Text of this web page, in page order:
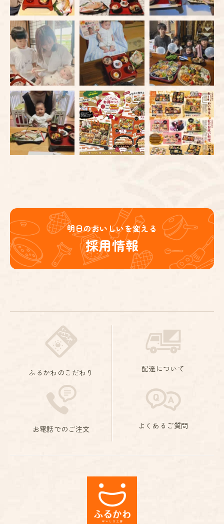
明日のおいしいを変える
採用情報
ふるかわのこだわり 配達について
お電話でのご注文 よくあるご質問